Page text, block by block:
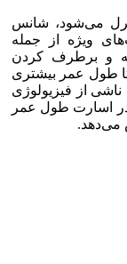
می‌شود، شانس
ویژه از جمله
و برطرف کردن
طول عمر بیشتری
از فیزیولوژی
در اسارت طول عمر
می‌دهد.